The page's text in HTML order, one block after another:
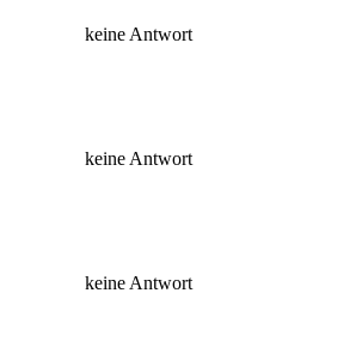
keine Antwort
keine Antwort
keine Antwort